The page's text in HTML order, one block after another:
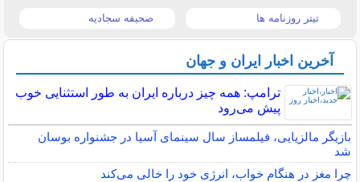
تیتر روزنامه ها صحیفه سجادیه
آخرین اخبار ایران و جهان
ترامپ: همه چیز درباره ایران به طور استثنایی خوب
پیش می‌رود
بازیگر مالزیایی، فیلمساز سال سینمای آسیا در جشنواره بوسان
شد
چرا مغز در هنگام خواب، انرژی خود را خالی می‌کند